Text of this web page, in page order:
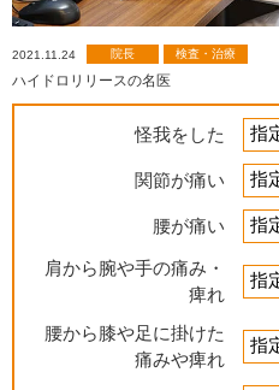
2021.11.24 院長 検査・治療
ハイドロリリースの名医
怪我をした
関節が痛い
腰が痛い
肩から腕や手の痛み・
痺れ
腰から膝や足に掛けた
痛みや痺れ